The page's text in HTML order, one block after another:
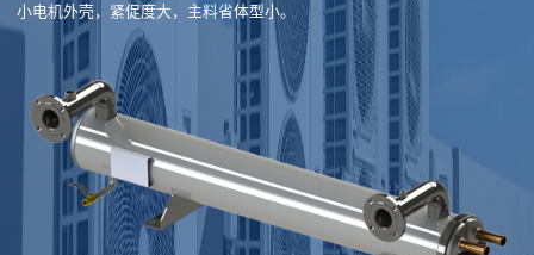
小电机外壳，紧促度大，主料省体型小。